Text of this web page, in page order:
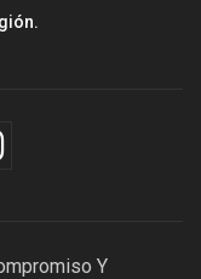
Y